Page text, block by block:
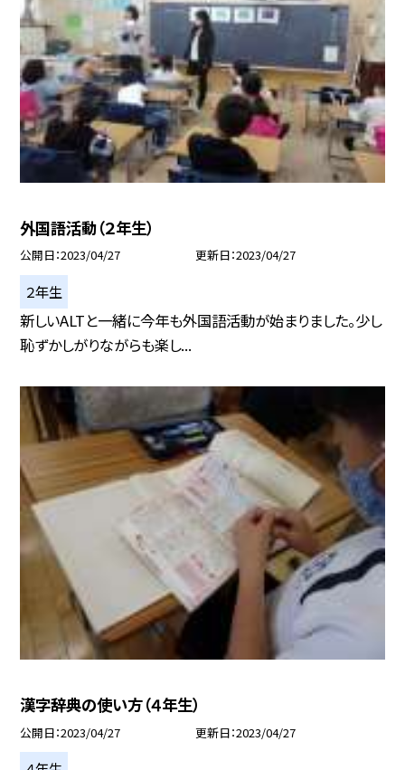
外国語活動（２年生）
公開日 2023/04/27 更新日 2023/04/27
２年生
新しいALTと一緒に今年も外国語活動が始まりました。少し
恥ずかしがりながらも楽し...
漢字辞典の使い方（４年生）
公開日 2023/04/27 更新日 2023/04/27